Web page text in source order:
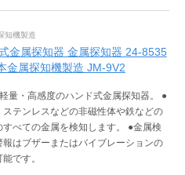
知機製造
金属探知器 金属探知器 24-8535
金属探知機製造 JM-9V2
量・高感度のハンド式金属探知器。 ●
ステンレスなどの非磁性体や鉄などの
すべての金属を検知します。 ●金属検
報はブザーまたはバイブレーションの
です。